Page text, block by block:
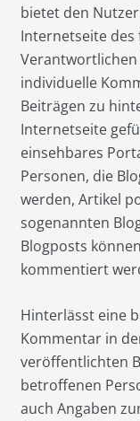
bietet den
Internetseite
individuelle
Beiträgen zu
Internetseite
einsehbares
Personen, die
werden, Artikel
sogenannten
Blogposts
kommentiert
Hinterlässt eine
Kommentar in
veröffentlichten
betroffenen
auch Angaben